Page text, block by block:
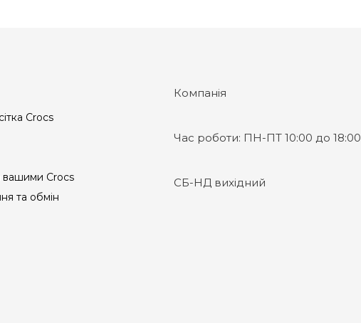
Crocs
вашими Crocs
та обмін
Компанія
Час роботи: ПН-ПТ 10:00 до 18:00
СБ-НД вихідний